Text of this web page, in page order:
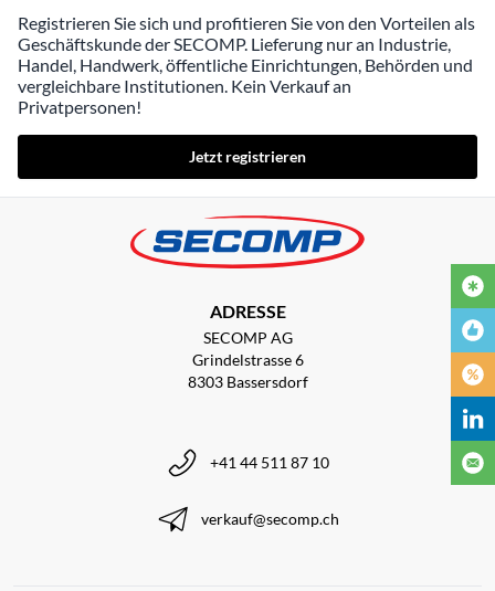
Registrieren Sie sich und profitieren Sie von den Vorteilen als
Geschäftskunde der SECOMP. Lieferung nur an Industrie,
Handel, Handwerk, öffentliche Einrichtungen, Behörden und
vergleichbare Institutionen. Kein Verkauf an
Privatpersonen!
Jetzt registrieren
ADRESSE
SECOMP AG
Grindelstrasse 6
8303 Bassersdorf
+41 44 511 87 10
verkauf@secomp.ch